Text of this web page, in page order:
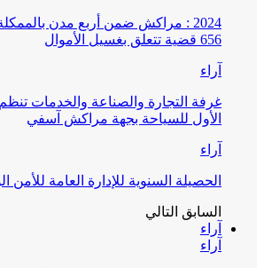
2024 : مراكش ضمن أربع مدن
656 قضية تتعلق بغسيل الأموال
آراء
غرفة التجارة والصناعة والخدمات
الأول للسياحة بجهة مراكش آسفي
آراء
الحصيلة السنوية للإدارة العامة للأمن
السابق التالي
آراء
آراء